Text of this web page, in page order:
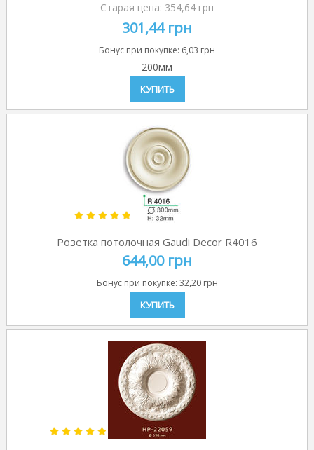
Старая цена:354,64 грн
301,44 грн
Бонус при покупке: 6,03 грн
200мм
КУПИТЬ
Розетка потолочная Gaudi Decor R4016
644,00 грн
Бонус при покупке: 32,20 грн
КУПИТЬ